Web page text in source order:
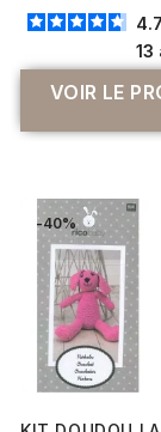
4.7
13
VOIR LE
-40%